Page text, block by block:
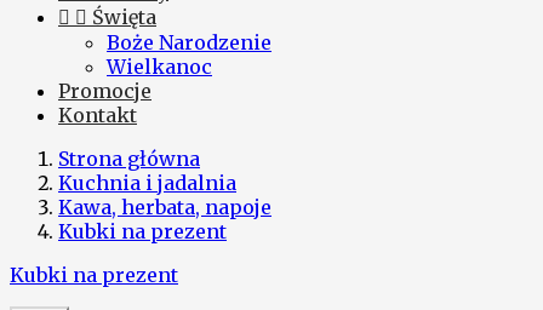
  Święta
Boże Narodzenie
Wielkanoc
Promocje
Kontakt
Strona główna
Kuchnia i jadalnia
Kawa, herbata, napoje
Kubki na prezent
Kubki na prezent